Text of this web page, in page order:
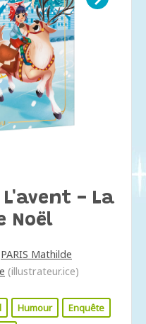
L'avent - La
Noël
PARIS Mathilde
(illustrateur.ice)
Humour
Enquête